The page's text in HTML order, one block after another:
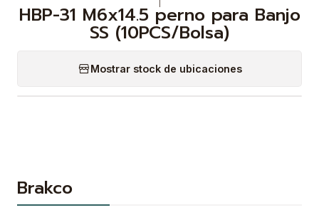
HBP-31 M6x14.5 perno para Banjo
SS (10PCS/Bolsa)
Mostrar stock de ubicaciones
Brakco